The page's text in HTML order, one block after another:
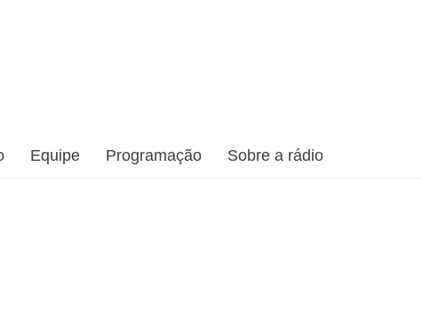
Equipe Programação Sobre a rádio